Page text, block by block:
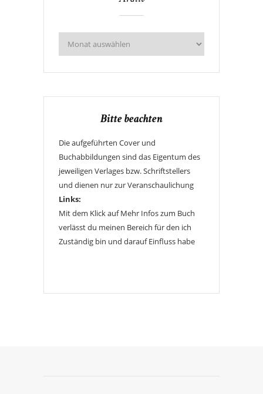
Bitte beachten
Die aufgeführten Cover und
Buchabbildungen sind das Eigentum des
jeweiligen Verlages bzw. Schriftstellers
und dienen nur zur Veranschaulichung
Links:
Mit dem Klick auf Mehr Infos zum Buch
verlässt du meinen Bereich für den ich
Zuständig bin und darauf Einfluss habe